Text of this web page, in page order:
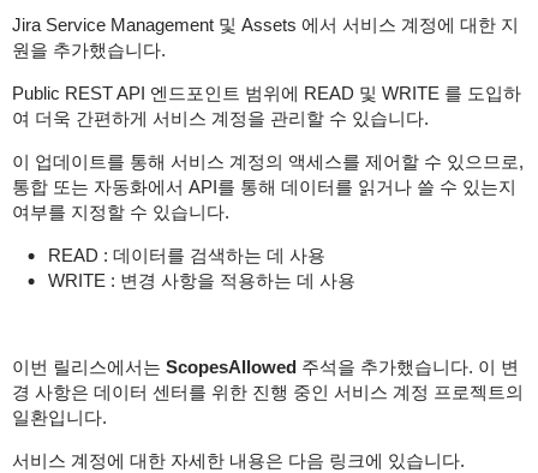
Jira Service Management 및 Assets 에서 서비스 계정에 대한 지
원을 추가했습니다.
Public REST API 엔드포인트 범위에 READ 및 WRITE 를 도입하
여 더욱 간편하게 서비스 계정을 관리할 수 있습니다.
이 업데이트를 통해 서비스 계정의 액세스를 제어할 수 있으므로,
통합 또는 자동화에서 API를 통해 데이터를 읽거나 쓸 수 있는지
여부를 지정할 수 있습니다.
READ : 데이터를 검색하는 데 사용
WRITE : 변경 사항을 적용하는 데 사용
이번 릴리스에서는 ScopesAllowed 주석을 추가했습니다. 이 변
경 사항은 데이터 센터를 위한 진행 중인 서비스 계정 프로젝트의
일환입니다.
서비스 계정에 대한 자세한 내용은 다음 링크에 있습니다.